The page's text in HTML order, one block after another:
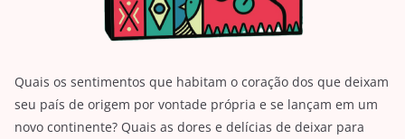
Quais os sentimentos que habitam o coração dos que deixam
seu país de origem por vontade própria e se lançam em um
novo continente? Quais as dores e delícias de deixar para